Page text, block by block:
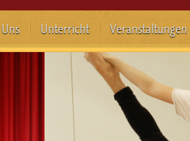
Unterricht Veranstaltungen